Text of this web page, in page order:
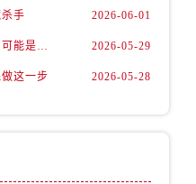
手 2026-06-01
卡地亚表带掉色是假货？别急，可能是这些日常习惯惹的祸 2026-05-29
这一步 2026-05-28